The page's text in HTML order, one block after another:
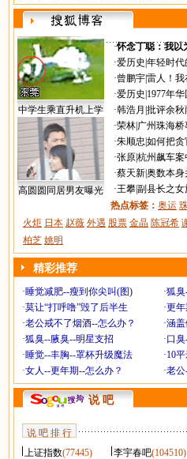
中学生乘直升机上学
高圆圆同居男友曝光
·怀念丁聪：我以
·爱历史 年轻时代
·曾鹏宇|雷人！我
·爱历史 1977年
·韩浩月 批评余秋
·荣林| 广州珠海
·朱顺忠 如何把贪
·张原|杭州飙车案
·蔡天新|奥数本身
·王攀|副县长之
热点标签： 奥运
火炬 日本 赵薇 外遇 股票 金晶 陈冠希
柏芝 姚明
精彩推荐
·睡觉减肥--瘦到你尖叫(图) ·狐臭
·莫让“打呼噜”毁了后半生 ·更
·老公戒不了烟酒--怎么办？ ·涵
·狐臭--腋臭--明星支招 ·口
·睡觉--丰胸--罩杯升级魔法 ·10
·女人--更年期--怎么办？ ·老
说 吧
说 吧 排 行
上证指数(77445) 李宇春吧(104510)